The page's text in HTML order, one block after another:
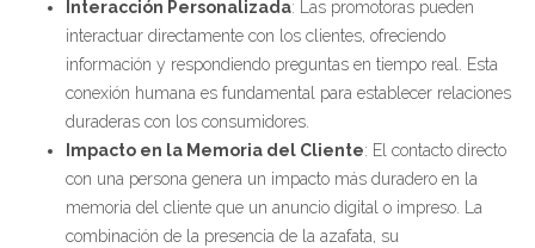
Interacción Personalizada: Las promotoras pueden
interactuar directamente con los clientes, ofreciendo
información y respondiendo preguntas en tiempo real. Esta
conexión humana es fundamental para establecer relaciones
duraderas con los consumidores.
Impacto en la Memoria del Cliente: El contacto directo
con una persona genera un impacto más duradero en la
memoria del cliente que un anuncio digital o impreso. La
combinación de la presencia de la azafata, su